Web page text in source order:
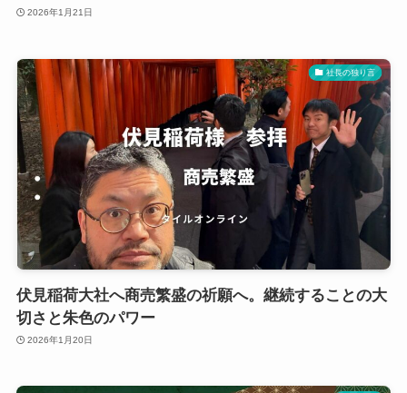
2026年1月21日
社長の独り言
伏見稲荷大社へ商売繁盛の祈願へ。継続することの大
切さと朱色のパワー
2026年1月20日